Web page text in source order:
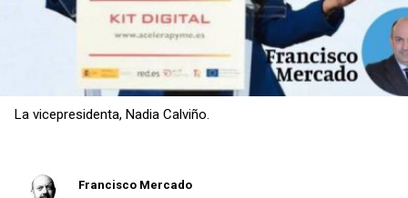
La vicepresidenta, Nadia Calviño.
Francisco Mercado